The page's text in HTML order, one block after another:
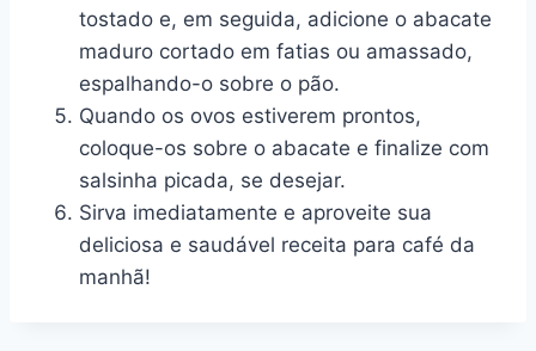
tostado e, em seguida, adicione o abacate
maduro cortado em fatias ou amassado,
espalhando-o sobre o pão.
Quando os ovos estiverem prontos,
coloque-os sobre o abacate e finalize com
salsinha picada, se desejar.
Sirva imediatamente e aproveite sua
deliciosa e saudável receita para café da
manhã!